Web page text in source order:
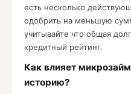
есть несколько
одобрить на меньшую
учитывайте что общая
кредитный рейтинг.
Как влияет
историю?